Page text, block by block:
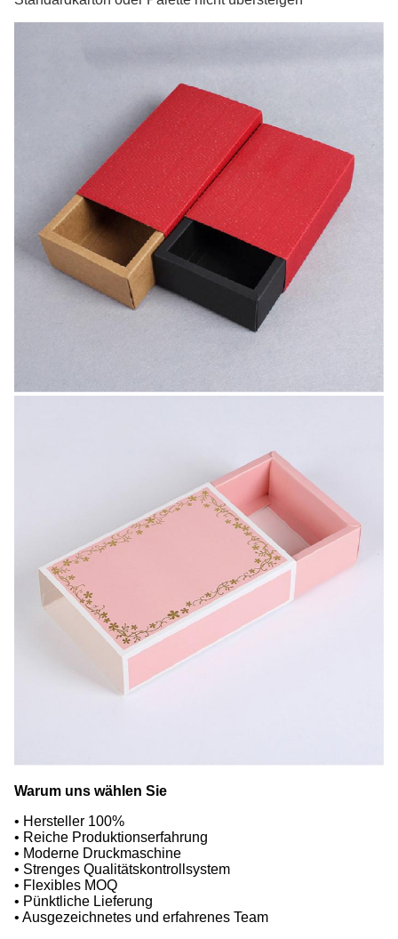
Warum uns wählen Sie
• Hersteller 100%
• Reiche Produktionserfahrung
• Moderne Druckmaschine
• Strenges Qualitätskontrollsystem
• Flexibles MOQ
• Pünktliche Lieferung
• Ausgezeichnetes und erfahrenes Team